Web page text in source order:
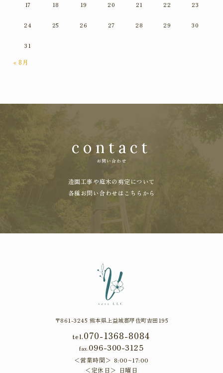
17 18 19 20 21 22 23
24 25 26 27 28 29 30
31
« 8月
contact
お問い合わせ
造園工事や庭木の剪定について
各種お問い合わせはこちらから
〒861-3245 熊本県上益城郡甲佐町吉田195
tel.070-1368-8084
fax.096-300-3125
営業時間
8:00~17:00
定休日
日曜日